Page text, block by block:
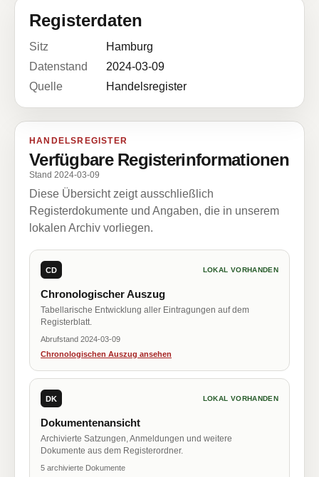
Registerdaten
Sitz
Hamburg
Datenstand
2024-03-09
Quelle
Handelsregister
HANDELSREGISTER
Verfügbare Registerinformationen
Stand 2024-03-09
Diese Übersicht zeigt ausschließlich
Registerdokumente und Angaben, die in unserem
lokalen Archiv vorliegen.
CD LOKAL VORHANDEN
Chronologischer Auszug
Tabellarische Entwicklung aller Eintragungen auf dem
Registerblatt.
Abrufstand 2024-03-09
Chronologischen Auszug ansehen
DK LOKAL VORHANDEN
Dokumentenansicht
Archivierte Satzungen, Anmeldungen und weitere
Dokumente aus dem Registerordner.
5 archivierte Dokumente